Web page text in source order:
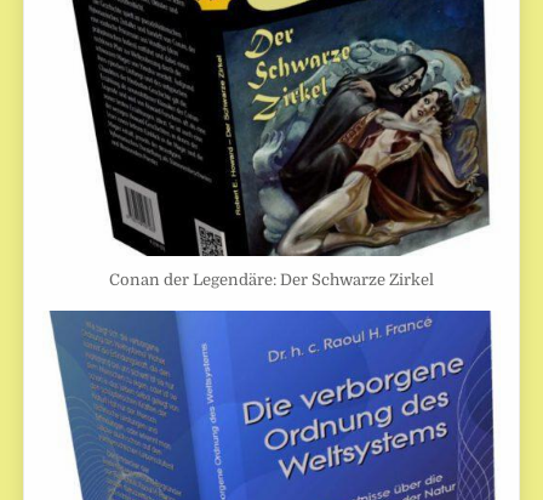
Conan der Legendäre: Der Schwarze Zirkel